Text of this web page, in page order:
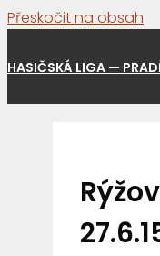
Přeskočit na obsah
HASIČSKÁ LIGA —